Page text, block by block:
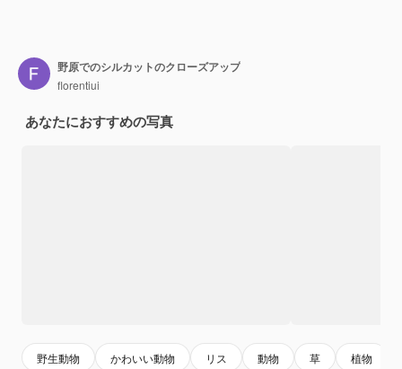
野原でのシルカットのクローズアップ
florentiui
あなたにおすすめの写真
野生動物 かわいい動物 リス 動物 草 植物